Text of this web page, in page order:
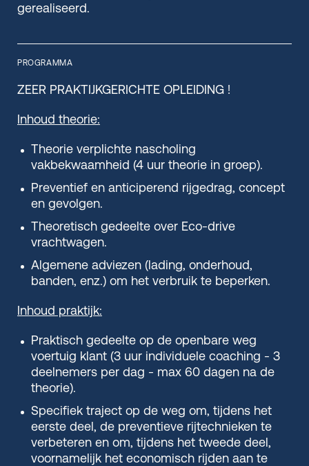
gerealiseerd.
PROGRAMMA
ZEER PRAKTIJKGERICHTE OPLEIDING !
Inhoud theorie:
Theorie verplichte nascholing
vakbekwaamheid (4 uur theorie in groep).
Preventief en anticiperend rijgedrag, concept
en gevolgen.
Theoretisch gedeelte over Eco-drive
vrachtwagen.
Algemene adviezen (lading, onderhoud,
banden, enz.) om het verbruik te beperken.
Inhoud praktijk:
Praktisch gedeelte op de openbare weg
voertuig klant (3 uur individuele coaching - 3
deelnemers per dag - max 60 dagen na de
theorie).
Specifiek traject op de weg om, tijdens het
eerste deel, de preventieve rijtechnieken te
verbeteren en om, tijdens het tweede deel,
voornamelijk het economisch rijden aan te